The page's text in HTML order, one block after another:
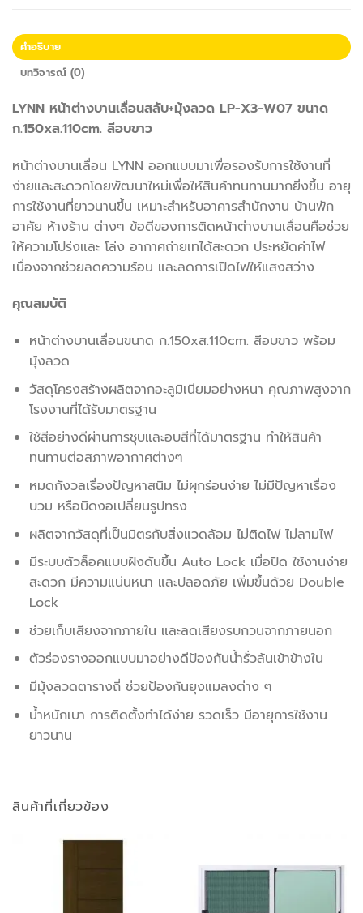
คำอธิบาย
บทวิจารณ์ (0)
LYNN หน้าต่างบานเลื่อนสลับ+มุ้งลวด LP-X3-W07 ขนาด
ก.150xส.110cm. สีอบขาว
หน้าต่างบานเลื่อน LYNN ออกแบบมาเพื่อรองรับการใช้งานที่
ง่ายและสะดวกโดยพัฒนาใหม่เพื่อให้สินค้าทนทานมากยิ่งขึ้น อายุ
การใช้งานที่ยาวนานขึ้น เหมาะสำหรับอาคารสำนักงาน บ้านพัก
อาศัย ห้างร้าน ต่างๆ ข้อดีของการติดหน้าต่างบานเลื่อนคือช่วย
ให้ความโปร่งและ โล่ง อากาศถ่ายเทได้สะดวก ประหยัดค่าไฟ
เนื่องจากช่วยลดความร้อน และลดการเปิดไฟให้แสงสว่าง
คุณสมบัติ
หน้าต่างบานเลื่อนขนาด ก.150xส.110cm. สีอบขาว พร้อม
มุ้งลวด
วัสดุโครงสร้างผลิตจากอะลูมิเนียมอย่างหนา คุณภาพสูงจาก
โรงงานที่ได้รับมาตรฐาน
ใช้สีอย่างดีผ่านการชุบและอบสีที่ได้มาตรฐาน ทำให้สินค้า
ทนทานต่อสภาพอากาศต่างๆ
หมดกังวลเรื่องปัญหาสนิม ไม่ผุกร่อนง่าย ไม่มีปัญหาเรื่อง
บวม หรือบิดงอเปลี่ยนรูปทรง
ผลิตจากวัสดุที่เป็นมิตรกับสิ่งแวดล้อม ไม่ติดไฟ ไม่ลามไฟ
มีระบบตัวล็อคแบบฝังดันขึ้น Auto Lock เมื่อปิด ใช้งานง่าย
สะดวก มีความแน่นหนา และปลอดภัย เพิ่มขึ้นด้วย Double
Lock
ช่วยเก็บเสียงจากภายใน และลดเสียงรบกวนจากภายนอก
ตัวร่องรางออกแบบมาอย่างดีป้องกันน้ำรั่วล้นเข้าข้างใน
มีมุ้งลวดตารางถี่ ช่วยป้องกันยุงแมลงต่าง ๆ
น้ำหนักเบา การติดตั้งทำได้ง่าย รวดเร็ว มีอายุการใช้งาน
ยาวนาน
สินค้าที่เกี่ยวข้อง